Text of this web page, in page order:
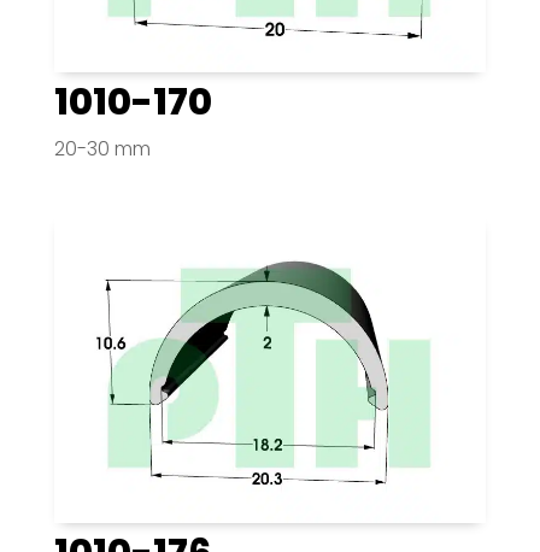
1010-170
20-30 mm